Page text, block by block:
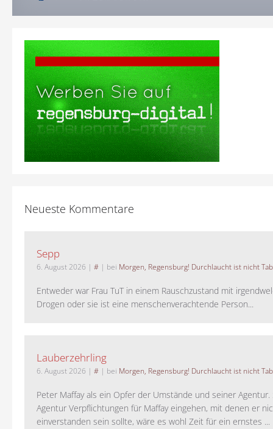
Neueste Kommentare
Sepp
6. August 2026 | # | bei Morgen, Regensburg! Durchlaucht ist nicht
Entweder war Frau TuT in einem Rauschzustand mit
Drogen oder sie ist eine menschenverachtende Person...
Lauberzehrling
6. August 2026 | # | bei Morgen, Regensburg! Durchlaucht ist nicht
Peter Maffay als ein Opfer der Umstände und seiner Agentur.
Agentur Verpflichtungen für Maffay eingehen, mit denen er
einverstanden sein sollte, wäre es wohl Zeit für ein ernstes ...